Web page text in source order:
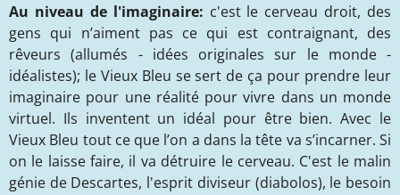
Au niveau de l'imaginaire: c'est le cerveau droit, des
gens qui n’aiment pas ce qui est contraignant, des
rêveurs (allumés - idées originales sur le monde -
idéalistes); le Vieux Bleu se sert de ça pour prendre leur
imaginaire pour une réalité pour vivre dans un monde
virtuel. Ils inventent un idéal pour être bien. Avec le
Vieux Bleu tout ce que l’on a dans la tête va s’incarner. Si
on le laisse faire, il va détruire le cerveau. C'est le malin
génie de Descartes, l'esprit diviseur (diabolos), le besoin